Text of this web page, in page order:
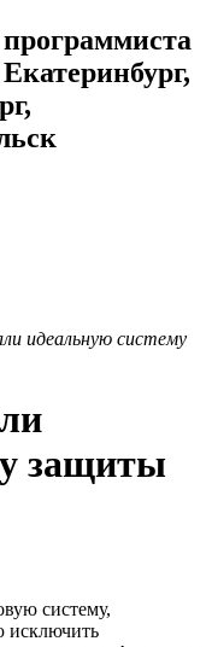
идеальную систему
защиты
систему,
исключить